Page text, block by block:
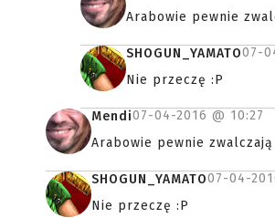
Arabowie pewnie
SHOGUN_YAMATO07-
Nie przeczę :P
Mendi07-04-2016 @ 10:27
Arabowie pewnie zwalczają
SHOGUN_YAMATO07-04-
Nie przeczę :P